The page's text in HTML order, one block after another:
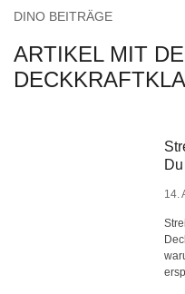
DINO BEITRÄGE
ARTIKEL MIT
14.